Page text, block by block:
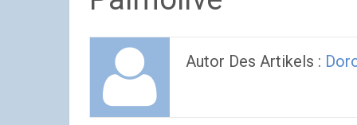
Autor Des Artikels :